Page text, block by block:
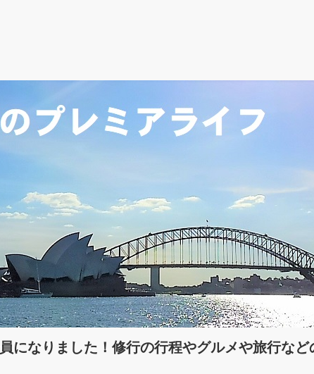
になりました！修行の行程やグルメや旅行など